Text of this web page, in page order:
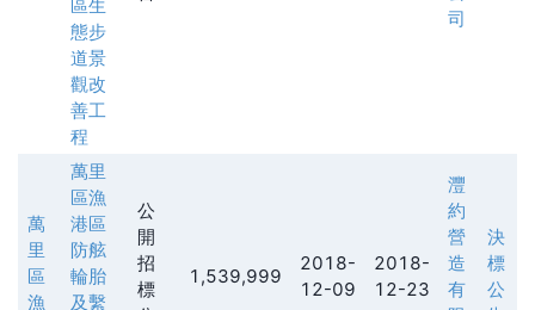
區生
態步
道景
觀改
善工
程
司
萬
里
區
漁
萬里
區漁
港區
防舷
輪胎
及繫
公
開
招
標
1,539,999
2018-
12-09
2018-
12-23
灃
約
營
造
有
決
標
公